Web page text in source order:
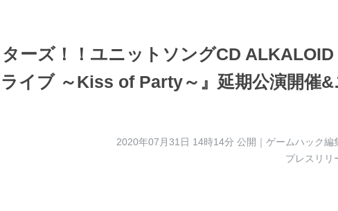
ターズ！！ユニットソングCD
イブ ～Kiss of Party～』延期公演開催&
2020年07月31日 14時14分 公開｜ゲームハック編
プレスリリ